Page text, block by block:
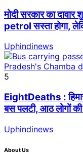
मोदी सरकार का
petrol सस्ता होगा,
Uphindinews
5
EightDeaths :
बस पलटी, आठ लोगों
Uphindinews
About Us